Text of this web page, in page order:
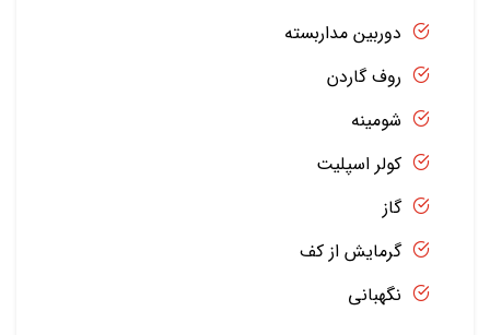
دوربین مداربسته
روف گاردن
شومینه
کولر اسپلیت
گاز
گرمایش از کف
نگهبانی